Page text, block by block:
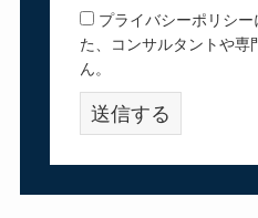
プライバシーポリシー
た、コンサルタントや専
ん。